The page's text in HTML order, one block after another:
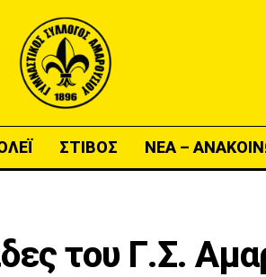
ΣΤΙΒΟΣ ΝΕΑ –
του Γ.Σ.